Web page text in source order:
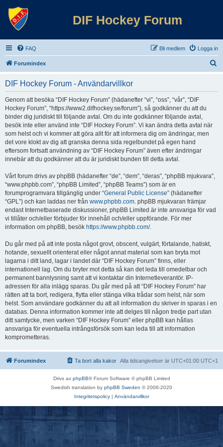
DIF Hockey Forum
FAQ Logga in
Bli medlem
Forumindex
DIF Hockey Forum - Användarvillkor
Genom att besöka “DIF Hockey Forum” (hädanefter “vi”, “oss”, “vår”, “DIF
Hockey Forum”, “https://www2.difhockey.se/forum”), så godkänner du att du
binder dig juridiskt till följande avtal. Om du inte godkänner följande avtal,
besök inte eller använd inte “DIF Hockey Forum”. Vi kan ändra detta avtal när
som helst och vi kommer att göra allt för att informera dig om ändringar, men
det vore klokt av dig att granska denna sida regelbundet på egen hand
eftersom fortsatt användning av “DIF Hockey Forum” även efter ändringar
innebär att du godkänner att du är juridiskt bunden till detta avtal.
Vårt forum drivs av phpBB (hädanefter “de”, “dem”, “deras”, “phpBB mjukvara”,
“www.phpbb.com”, “phpBB Limited”, “phpBB Teams”) som är en
forumprogramvara tillgänglig under “General Public License” (hädanefter
“GPL”) och kan laddas ner från www.phpbb.com. phpBB mjukvaran främjar
endast Internetbaserade diskussioner, phpBB Limited är inte ansvariga för vad
vi tillåter och/eller förbjuder för innehåll och/eller uppförande. För mer
information om phpBB, besök https://www.phpbb.com/.
Du går med på att inte posta något grovt, obscent, vulgärt, förtalande, hatiskt,
hotande, sexuellt orienterat eller något annat material som kan bryta mot
lagarna i ditt land, lagar i landet där “DIF Hockey Forum” finns, eller
internationell lag. Om du bryter mot detta så kan det leda till omedelbar och
permanent bannlysning samt att vi kontaktar din Internetleverantör. IP-
adressen för alla inlägg sparas. Du går med på att “DIF Hockey Forum” har
rätten att ta bort, redigera, flytta eller stänga vilka trådar som helst, när som
helst. Som användare godkänner du att all information du skriver in sparas i en
databas. Denna information kommer inte att delges till någon tredje part utan
ditt samtycke, men varken “DIF Hockey Forum” eller phpBB kan hållas
ansvariga för eventuella intrångsförsök som kan leda till att information
komprometteras.
Forumindex Alla tidsangivelser är UTC+01:00 UTC+1
Ta bort alla kakor
Drivs av phpBB® Forum Software © phpBB Limited
Swedish translation by phpBB Sweden © 2006-2020
Integritetspolicy| Användarvillkor